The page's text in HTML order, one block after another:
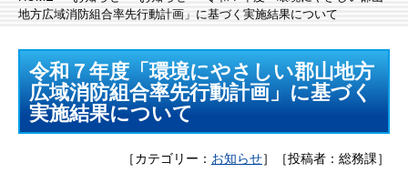
地方広域消防組合率先行動計画」に基づく実施結果について
令和７年度「環境にやさしい郡山地方
広域消防組合率先行動計画」に基づく
実施結果について
［カテゴリー： お知らせ］
［投稿者：総務課］